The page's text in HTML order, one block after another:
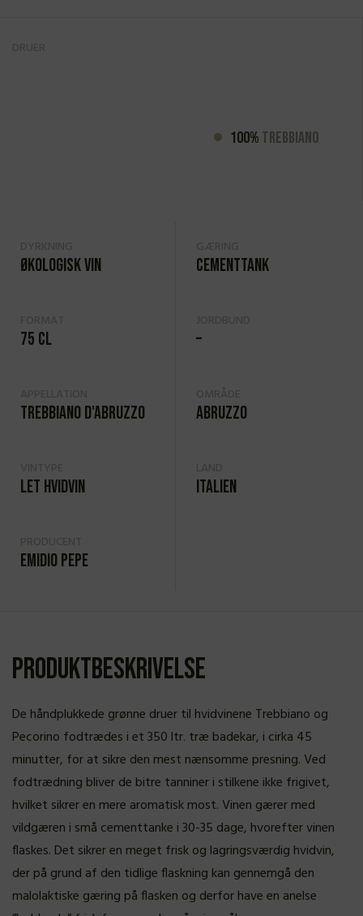
100% Trebbiano
Økologisk vin Cementtank
75 cl –
Trebbiano d'Abruzzo Abruzzo
Let hvidvin Italien
Emidio Pepe
Produktbeskrivelse
De håndplukkede grønne druer til hvidvinene Trebbiano og
Pecorino fodtrædes i et 350 ltr. træ badekar, i cirka 45
minutter, for at sikre den mest nænsomme presning. Ved
fodtrædning bliver de bitre tanniner i stilkene ikke frigivet,
hvilket sikrer en mere aromatisk most. Vinen gærer med
vildgæren i små cementtanke i 30-35 dage, hvorefter vinen
flaskes. Det sikrer en meget frisk og lagringsværdig hvidvin,
der på grund af den tidlige flaskning kan gennemgå den
malolaktiske gæring på flasken og derfor have en anelse